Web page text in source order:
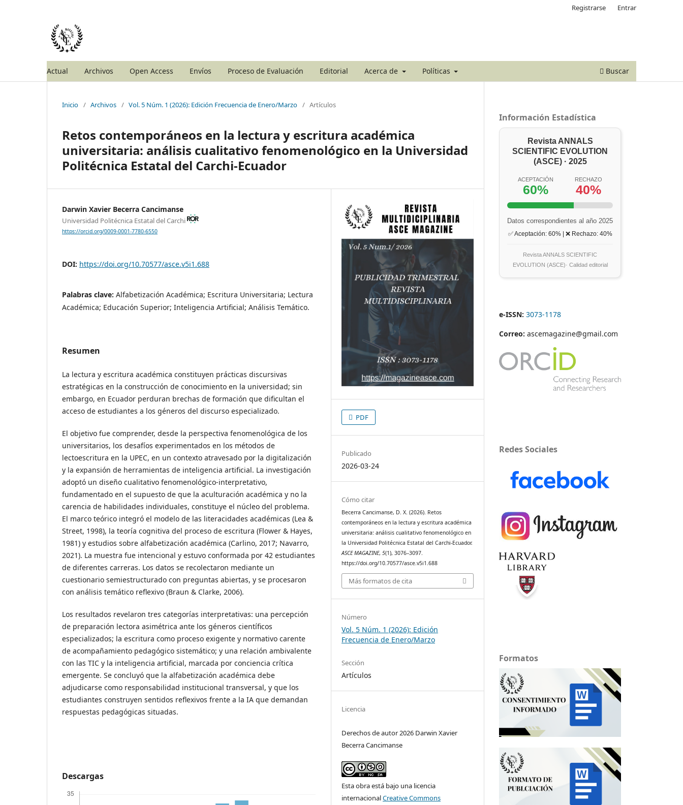
Actual Archivos Open Access Envíos Proceso de Evaluación Editorial Acerca de Políticas Buscar
Registrarse Entrar
Inicio / Archivos / Vol. 5 Núm. 1 (2026): Edición Frecuencia de Enero/Marzo / Artículos
Retos contemporáneos en la lectura y escritura académica
universitaria: análisis cualitativo fenomenológico en la Universidad
Politécnica Estatal del Carchi-Ecuador
Darwin Xavier Becerra Cancimanse
Universidad Politécnica Estatal del Carchi
https://orcid.org/0009-0001-7780-6550
DOI: https://doi.org/10.70577/asce.v5i1.688
Palabras clave: Alfabetización Académica; Escritura Universitaria; Lectura
Académica; Educación Superior; Inteligencia Artificial; Análisis Temático.
Resumen
La lectura y escritura académica constituyen prácticas discursivas
estratégicas en la construcción de conocimiento en la universidad; sin
embargo, en Ecuador perduran brechas de formación que dificultan el
acceso de estudiantes a los géneros del discurso especializado.
El objetivo fue comprender, desde la perspectiva fenomenológica de los
universitarios, los desafíos experimentados en los métodos de
lectoescritura en la UPEC, en un contexto atravesado por la digitalización
y la expansión de herramientas de inteligencia artificial. La investigación
adoptó un diseño cualitativo fenomenológico-interpretativo,
fundamentado en el supuesto de que la aculturación académica y no la
carencia de habilidades individuales, constituye el núcleo del problema.
El marco teórico integró el modelo de las literacidades académicas (Lea &
Street, 1998), la teoría cognitiva del proceso de escritura (Flower & Hayes,
1981) y estudios sobre alfabetización académica (Carlino, 2017; Navarro,
2021). La muestra fue intencional y estuvo conformada por 42 estudiantes
de diferentes carreras. Los datos se recolectaron mediante un
cuestionario semiestructurado con preguntas abiertas, y se procesaron
con análisis temático reflexivo (Braun & Clarke, 2006).
Los resultados revelaron tres categorías interpretativas: una percepción
de preparación lectora asimétrica ante los géneros científicos
especializados; la escritura como proceso exigente y normativo carente
de acompañamiento pedagógico sistemático; y una relación ambivalente
con las TIC y la inteligencia artificial, marcada por conciencia crítica
emergente. Se concluyó que la alfabetización académica debe
adjudicarse como responsabilidad institucional transversal, y que los
estudiantes construyen sentidos reflexivos frente a la IA que demandan
respuestas pedagógicas situadas.
Descargas
PDF
Publicado
2026-03-24
Cómo citar
Becerra Cancimanse, D. X. (2026). Retos
contemporáneos en la lectura y escritura académica
universitaria: análisis cualitativo fenomenológico en
la Universidad Politécnica Estatal del Carchi-Ecuador.
ASCE MAGAZINE,5(1), 3076–3097.
https://doi.org/10.70577/asce.v5i1.688
Más formatos de cita
Número
Vol. 5 Núm. 1 (2026): Edición
Frecuencia de Enero/Marzo
Sección
Artículos
Licencia
Derechos de autor 2026 Darwin Xavier
Becerra Cancimanse
Esta obra está bajo una licencia
internacionalCreative Commons
Información Estadística
Revista ANNALS
SCIENTIFIC EVOLUTION
(ASCE) · 2025
ACEPTACIÓN
60%
RECHAZO
40%
Datos correspondientes al año 2025
✅ Aceptación: 60% | ❌ Rechazo: 40%
Revista ANNALS SCIENTIFIC
EVOLUTION (ASCE)· Calidad editorial
e-ISSN: 3073-1178
Correo: ascemagazine@gmail.com
Redes Sociales
Formatos